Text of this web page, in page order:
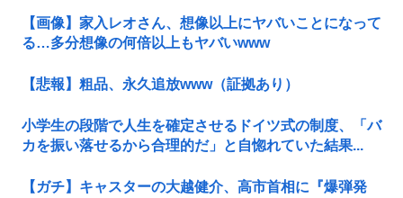
【画像】家入レオさん、想像以上にヤバいことになって
る…多分想像の何倍以上もヤバいwww
【悲報】粗品、永久追放www（証拠あり）
小学生の段階で人生を確定させるドイツ式の制度、「バ
カを振い落せるから合理的だ」と自惚れていた結果...
【ガチ】キャスターの大越健介、高市首相に『爆弾発